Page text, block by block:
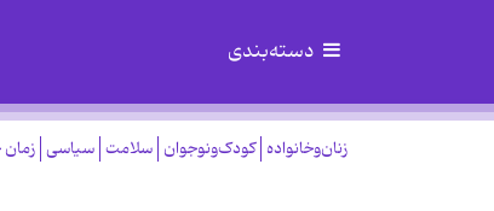
دسته‌بندی
زنان‌وخانواده کودک‌ونوجوان سلامت سیاسی